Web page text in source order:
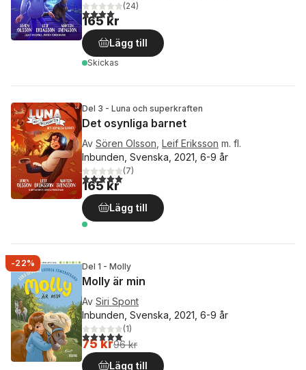
4,0utav 5 stjärnor. Totalt antal röster:
(24)
165 kr
Lägg till
Skickas
Del 3 - Luna och superkraften
Det osynliga barnet
Av Sören Olsson Leif Eriksson m. fl.
Inbunden, Svenska, 2021, 6-9 år
5,0utav 5 stjärnor. Totalt antal röster:
(7)
165 kr
Lägg till
-22% Del 1 - Molly
Molly är min
Av Siri Spont
Inbunden, Svenska, 2021, 6-9 år
5,0utav 5 stjärnor. Totalt antal röster:
(1)
75 kr96 kr
Lägg till